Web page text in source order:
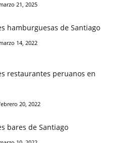
21, 2025
hamburguesas de Santiago
14, 2022
restaurantes peruanos en
20, 2022
bares de Santiago